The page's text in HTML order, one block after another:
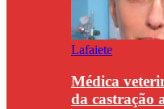
Lafaiete
Médica
da castração